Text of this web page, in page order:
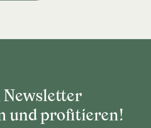
Newsletter
und profitieren!